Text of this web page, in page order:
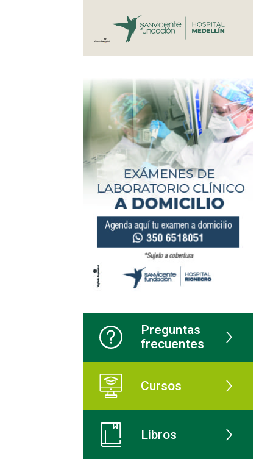
Preguntas
frecuentes
Cursos
Libros